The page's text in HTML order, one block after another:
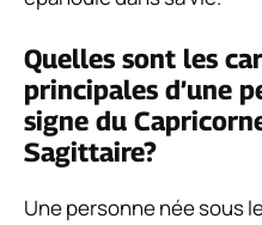
Quelles sont les
principales d’une
signe du
Sagittaire?
Une personne née sous